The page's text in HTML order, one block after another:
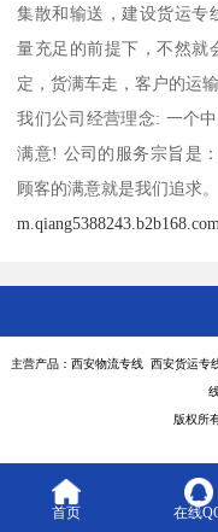
集散和输送，建设货运专
量充足的前提下，不然就
定，货满车走，客户的运
我们公司经营理念: 一个
满意! 公司的服务宗旨是
顾客的满意就是我们追求。
m.qiang5388243.b2b168.com
主营产品：西安物流专线 西安货运
版权所
首页 在线